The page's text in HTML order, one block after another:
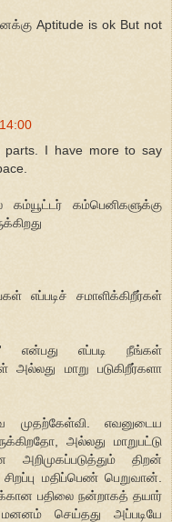
Aptitude is ok But not
parts. I have more to say
கம்யூட்டர் கம்பெனிகளுக்கு
சமாளிக்கிறீர்கள்
என்பது எப்படி நீங்கள்
அல்லது மாறு படுகிறீர்களா
முதற்கேள்வி. எவனுடைய
அல்லது மாறுபட்டு
திறன்
மதிப்பெண் பெறுவான்.
பதிலை நன்றாகத் தயார்
செய்தது அப்படியே